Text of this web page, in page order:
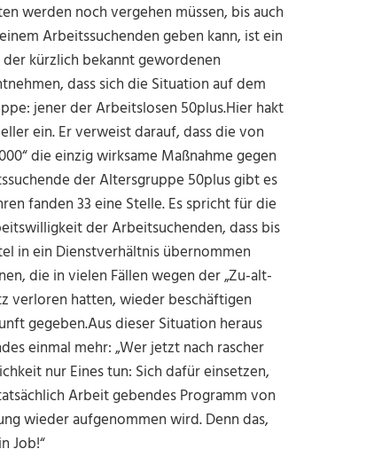
werden noch vergehen müssen, bis auch
Arbeitssuchenden geben kann, ist ein
der kürzlich bekannt gewordenen
dass sich die Situation auf dem
jener der Arbeitslosen 50plus.Hier hakt
ein. Er verweist darauf, dass die von
die einzig wirksame Maßnahme gegen
der Altersgruppe 50plus gibt es
fanden 33 eine Stelle. Es spricht für die
der Arbeitsuchenden, dass bis
in ein Dienstverhältnis übernommen
die in vielen Fällen wegen der „Zu-alt-
verloren hatten, wieder beschäftigen
gegeben.Aus dieser Situation heraus
einmal mehr: „Wer jetzt nach rascher
nur Eines tun: Sich dafür einsetzen,
Arbeit gebendes Programm von
wieder aufgenommen wird. Denn das,
Job!“